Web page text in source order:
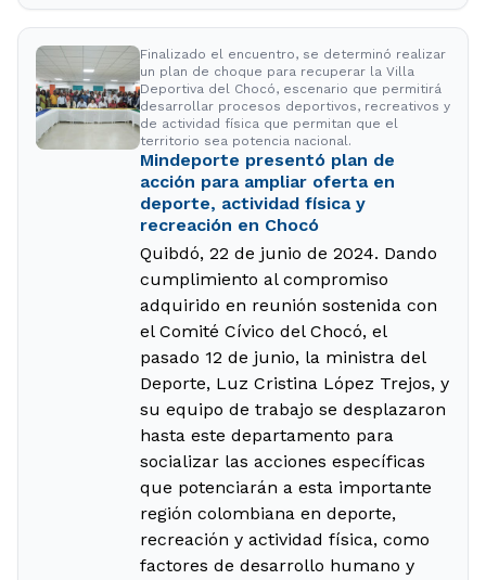
Finalizado el encuentro, se determinó realizar
un plan de choque para recuperar la Villa
Deportiva del Chocó, escenario que permitirá
desarrollar procesos deportivos, recreativos y
de actividad física que permitan que el
territorio sea potencia nacional.
Mindeporte presentó plan de
acción para ampliar oferta en
deporte, actividad física y
recreación en Chocó
Quibdó, 22 de junio de 2024. Dando
cumplimiento al compromiso
adquirido en reunión sostenida con
el Comité Cívico del Chocó, el
pasado 12 de junio, la ministra del
Deporte, Luz Cristina López Trejos, y
su equipo de trabajo se desplazaron
hasta este departamento para
socializar las acciones específicas
que potenciarán a esta importante
región colombiana en deporte,
recreación y actividad física, como
factores de desarrollo humano y